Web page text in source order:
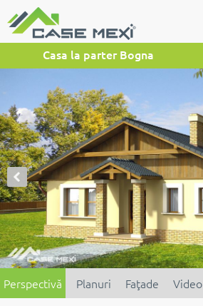
Casa la parter Bogna
Perspectivă Planuri Faţade Video